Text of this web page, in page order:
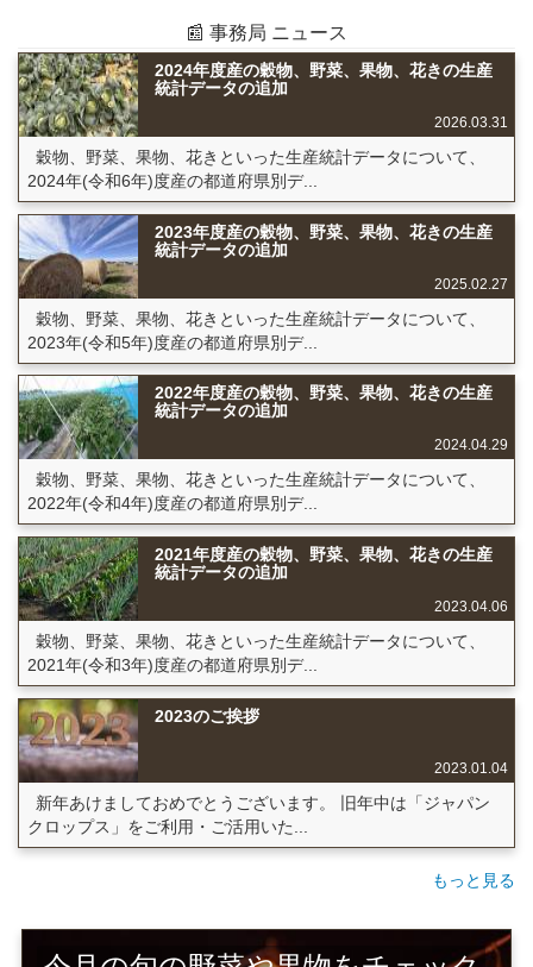
📰 事務局 ニュース
2024年度産の穀物、野菜、果物、花きの生産
統計データの追加
2026.03.31
穀物、野菜、果物、花きといった生産統計データについて、
2024年(令和6年)度産の都道府県別デ...
2023年度産の穀物、野菜、果物、花きの生産
統計データの追加
2025.02.27
穀物、野菜、果物、花きといった生産統計データについて、
2023年(令和5年)度産の都道府県別デ...
2022年度産の穀物、野菜、果物、花きの生産
統計データの追加
2024.04.29
穀物、野菜、果物、花きといった生産統計データについて、
2022年(令和4年)度産の都道府県別デ...
2021年度産の穀物、野菜、果物、花きの生産
統計データの追加
2023.04.06
穀物、野菜、果物、花きといった生産統計データについて、
2021年(令和3年)度産の都道府県別デ...
2023のご挨拶
2023.01.04
新年あけましておめでとうございます。 旧年中は「ジャパン
クロップス」をご利用・ご活用いた...
もっと見る